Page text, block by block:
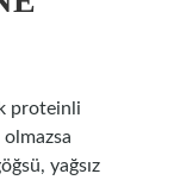
proteinli
yağsız